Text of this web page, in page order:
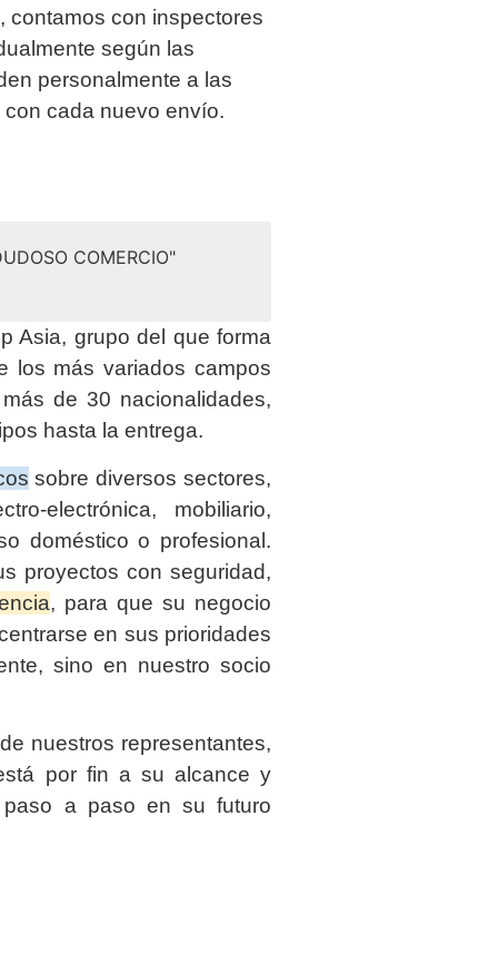
contamos con inspectores
según las
personalmente a las
cada nuevo envío.
COMERCIO"
Asia, grupo del que forma
los más variados campos
de 30 nacionalidades,
hasta la entrega.
sobre diversos sectores,
electrónica, mobiliario,
doméstico o profesional.
proyectos con seguridad,
, para que su negocio
en sus prioridades
sino en nuestro socio
nuestros representantes,
por fin a su alcance y
paso a paso en su futuro